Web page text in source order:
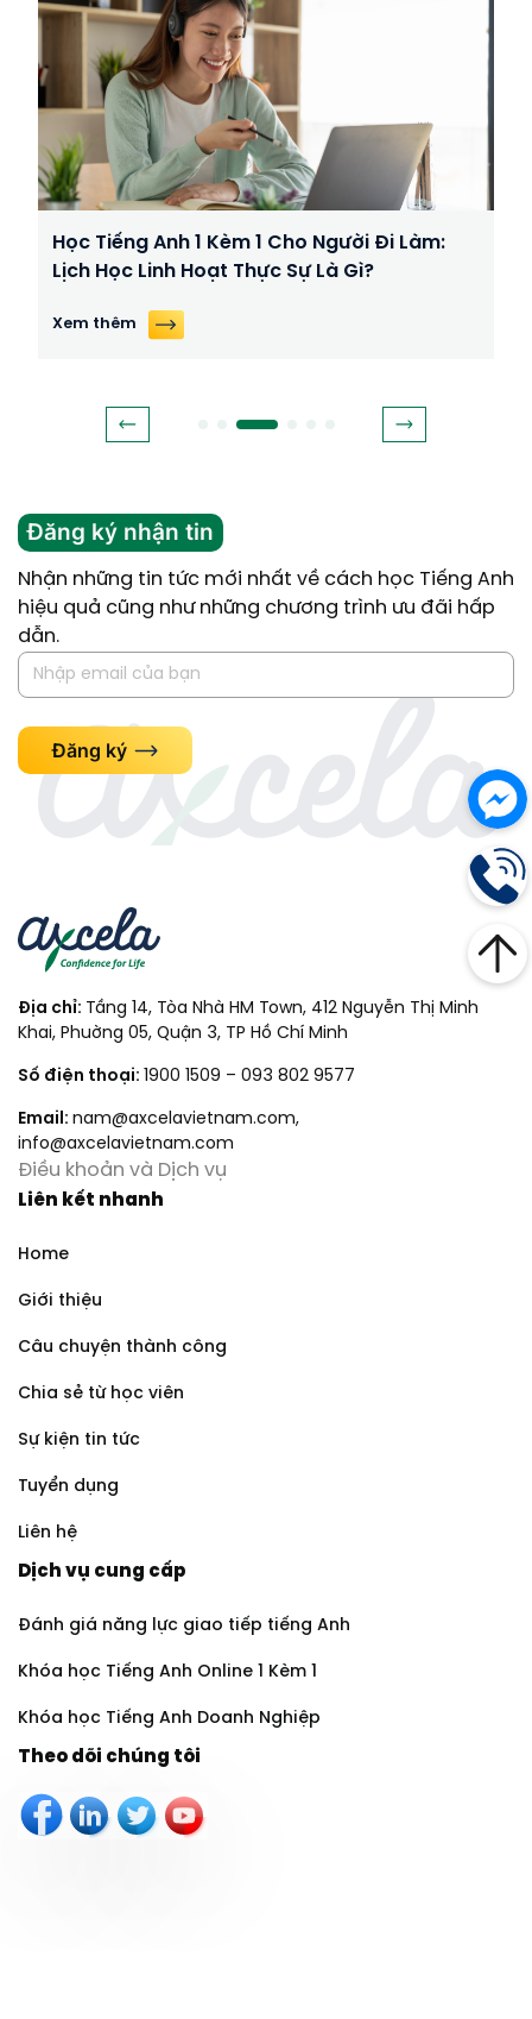
Học Tiếng Anh 1 Kèm 1 Cho Người Đi Làm:
Lịch Học Linh Hoạt Thực Sự Là Gì?
Xem thêm
Đăng ký nhận tin
Nhận những tin tức mới nhất về cách học Tiếng Anh
hiệu quả cũng như những chương trình ưu đãi hấp
dẫn.
Đăng ký
Địa chỉ: Tầng 14, Tòa Nhà HM Town, 412 Nguyễn Thị Minh
Khai, Phuờng 05, Quận 3, TP Hồ Chí Minh
Số điện thoại: 1900 1509 – 093 802 9577
Email: nam@axcelavietnam.com,
info@axcelavietnam.com
Điều khoản và Dịch vụ
Liên kết nhanh
Home
Giới thiệu
Câu chuyện thành công
Chia sẻ từ học viên
Sự kiện tin tức
Tuyển dụng
Liên hệ
Dịch vụ cung cấp
Đánh giá năng lực giao tiếp tiếng Anh
Khóa học Tiếng Anh Online 1 Kèm 1
Khóa học Tiếng Anh Doanh Nghiệp
Theo dõi chúng tôi